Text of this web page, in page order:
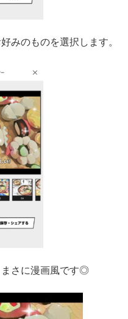
みのものを選択します。
まさに漫画風です◎